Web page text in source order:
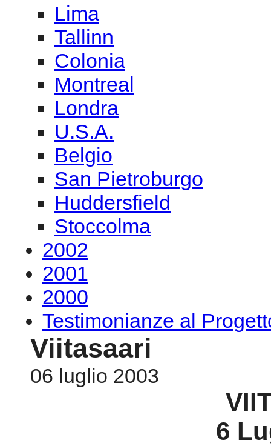
Lima
Tallinn
Colonia
Montreal
Londra
U.S.A.
Belgio
San Pietroburgo
Huddersfield
Stoccolma
2002
2001
2000
Testimonianze al
Viitasaari
06 luglio 2003
6